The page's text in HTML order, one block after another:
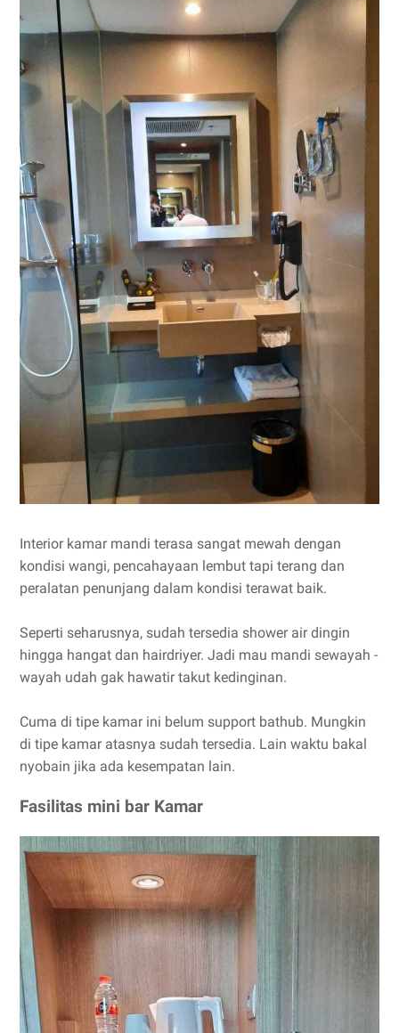
Interior kamar mandi terasa sangat mewah dengan
kondisi wangi, pencahayaan lembut tapi terang dan
peralatan penunjang dalam kondisi terawat baik.
Seperti seharusnya, sudah tersedia shower air dingin
hingga hangat dan hairdriyer. Jadi mau mandi sewayah -
wayah udah gak hawatir takut kedinginan.
Cuma di tipe kamar ini belum support bathub. Mungkin
di tipe kamar atasnya sudah tersedia. Lain waktu bakal
nyobain jika ada kesempatan lain.
Fasilitas mini bar Kamar